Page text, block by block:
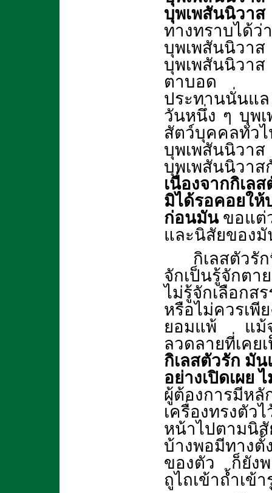
บุพเพสันนิวาส
ทางทราบไ
บุพเพสันนิว
บุพเพสันนิว
ตาบอด เกิด
ประทานนั่นแ
วันหนึ่ง ๆ บุพ
สัตว์บุคคล
บุพเพสันนิว
บุพเพสันนิวา
เนื่องจากกิเ
มิได้รอคอยใ
ก่อนมันขอแต่
และนิสัยของมั
กิเลสตัวรั
จักเป็นรู้จักตา
ไม่รู้จักเลือกส
หรือไม่ควรเ
ยอมแพ้ แม้จ
ลวดลายที่เค
กิเลสตัวรัก มั
อย่างเปิดเผย
ผู้ต้องการมีห
เครื่องทรงตั
หน้าไปตามนิ
บ้างพอมีทาง
ของตัว ก็ยังพ
ถูไถเข้าถ้ำเข้